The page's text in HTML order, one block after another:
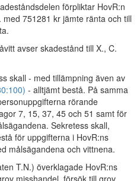
förpliktar HovR:n
751281 kr jämte ränta och till
avser skadestånd till X., C.
skall - med tillämpning även av
- alltjämt bestå. På samma
rörande
7, 15, 37, 45 och 51 samt för
Sekretess skall,
för uppgifterna i HovR:ns
målsägandena och vittnena.
T.N.) överklagade HovR:ns
misshandel, försök till grov